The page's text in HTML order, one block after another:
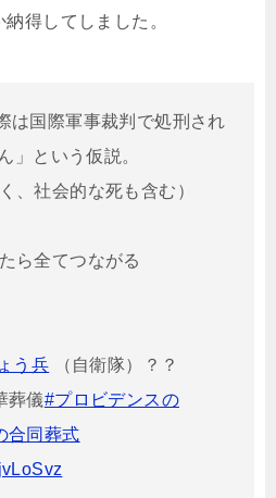
得してしました。
は国際軍事裁判で処刑され
」という仮説。
、社会的な死も含む）
ら全てつながる
う兵 （自衛隊）？？
葬儀#プロビデンスの
合同葬式